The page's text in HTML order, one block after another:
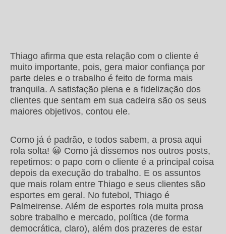
Thiago afirma que esta relação com o cliente é
muito importante, pois, gera maior confiança por
parte deles e o trabalho é feito de forma mais
tranquila. A satisfação plena e a fidelização dos
clientes que sentam em sua cadeira são os seus
maiores objetivos, contou ele.
Como já é padrão, e todos sabem, a prosa aqui
rola solta! 😀 Como já dissemos nos outros posts,
repetimos: o papo com o cliente é a principal coisa
depois da execução do trabalho. E os assuntos
que mais rolam entre Thiago e seus clientes são
esportes em geral. No futebol, Thiago é
Palmeirense. Além de esportes rola muita prosa
sobre trabalho e mercado, política (de forma
democrática, claro), além dos prazeres de estar